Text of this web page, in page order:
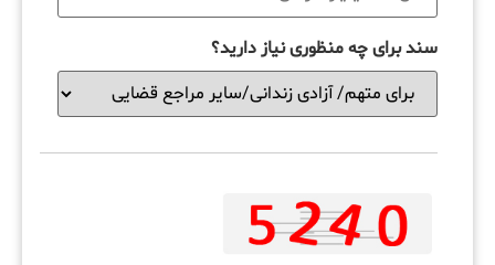
سند برای چه منظوری نیاز دارید؟